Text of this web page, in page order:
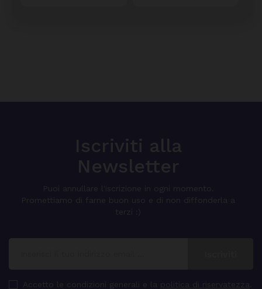
Iscriviti alla
Newsletter
Puoi annullare l'iscrizione in ogni momento.
Promettiamo di farne buon uso e di non diffonderla a
terzi :)
Accetto le condizioni generali e la politica di riservatezza